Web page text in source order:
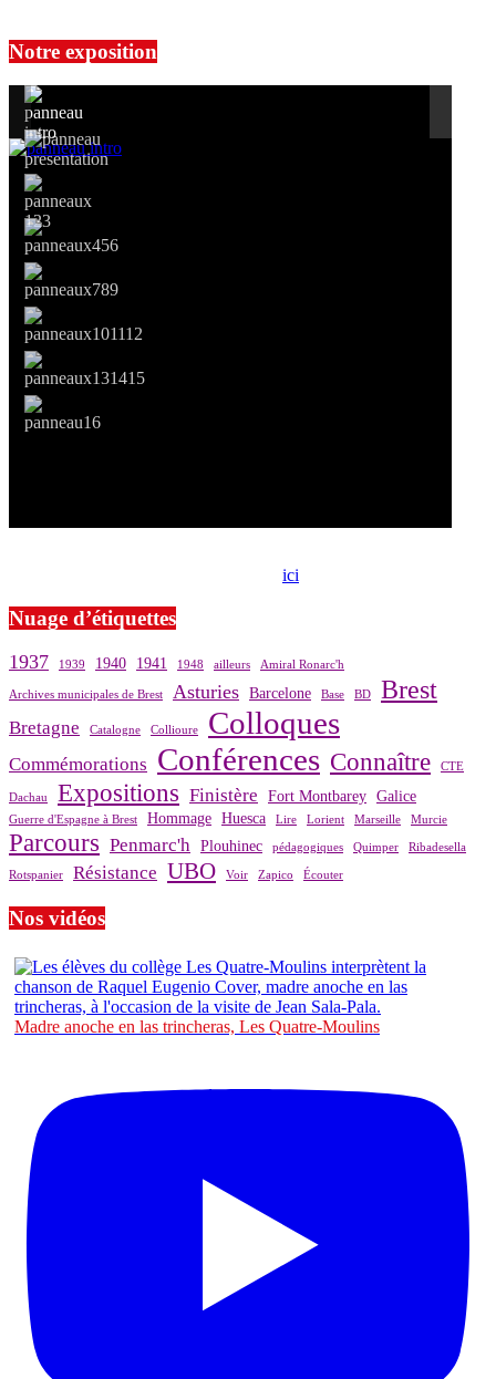
Notre exposition
ici
Nuage d’étiquettes
1937 1939 1940 1941 1948 ailleurs Amiral Ronarc'h
Archives municipales de Brest Asturies Barcelone Base BD Brest
Bretagne Catalogne Collioure Colloques
Commémorations Conférences Connaître CTE
Dachau Expositions Finistère Fort Montbarey Galice
Guerre d'Espagne à Brest Hommage Huesca Lire Lorient Marseille Murcie
Parcours Penmarc'h Plouhinec pédagogiques Quimper Ribadesella
Rotspanier Résistance UBO Voir Zapico Écouter
Nos vidéos
Madre anoche en las trincheras, Les Quatre-Moulins